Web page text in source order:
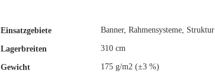
Einsatzgebiete Banner, Rahmensysteme, Struktur
Lagerbreiten 310 cm
Gewicht 175 g/m2 (±3 %)